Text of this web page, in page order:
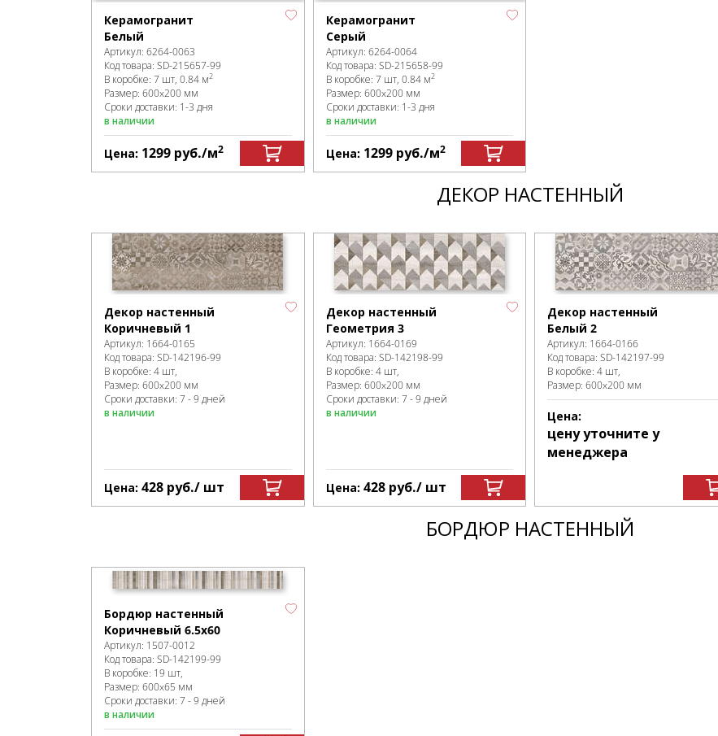
Керамогранит
Белый
Артикул: 6264-0063
Код товара: SD-215657-99
В коробке: 7 шт, 0.84 м2
Размер: 600x200 мм
Сроки доставки: 1-3 дня
в наличии
Цена: 1299 руб./м2
Керамогранит
Серый
Артикул: 6264-0064
Код товара: SD-215658-99
В коробке: 7 шт, 0.84 м2
Размер: 600x200 мм
Сроки доставки: 1-3 дня
в наличии
Цена: 1299 руб./м2
ДЕКОР НАСТЕННЫЙ
Декор настенный
Коричневый 1
Артикул: 1664-0165
Код товара: SD-142196-99
В коробке: 4 шт,
Размер: 600x200 мм
Сроки доставки: 7 - 9 дней
в наличии
Цена: 428 руб./ шт
Декор настенный
Геометрия 3
Артикул: 1664-0169
Код товара: SD-142198-99
В коробке: 4 шт,
Размер: 600x200 мм
Сроки доставки: 7 - 9 дней
в наличии
Цена: 428 руб./ шт
Декор настенный
Белый 2
Артикул: 1664-0166
Код товара: SD-142197-99
В коробке: 4 шт,
Размер: 600x200 мм
Цена:
цену уточните у
менеджера
БОРДЮР НАСТЕННЫЙ
Бордюр настенный
Коричневый 6.5х60
Артикул: 1507-0012
Код товара: SD-142199-99
В коробке: 19 шт,
Размер: 600x65 мм
Сроки доставки: 7 - 9 дней
в наличии